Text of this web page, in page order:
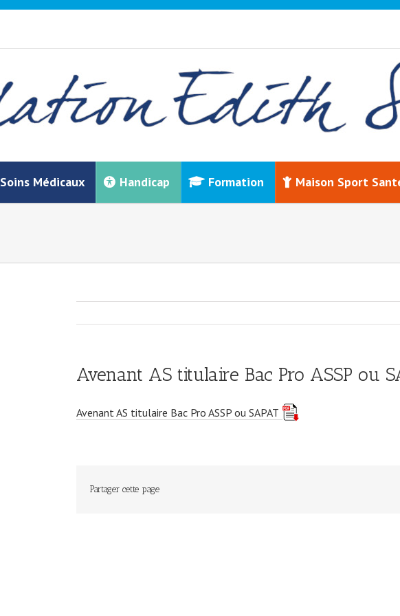
Soins Médicaux Handicap Formation Maison Sport
Avenant AS titulaire Bac Pro ASSP ou
Avenant AS titulaire Bac Pro ASSP ou SAPAT
Partager cette page